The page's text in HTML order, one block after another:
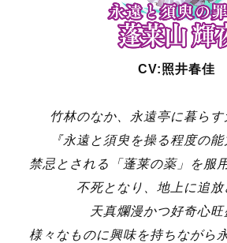
CV:照井春佳
竹林のなか、永遠亭に暮らす
『永遠と須臾を操る程度の能
禁忌とされる「蓬莱の薬」を服
不死となり、 地上に追放
天真爛漫かつ好奇心旺
様々なものに興味を持ちながら